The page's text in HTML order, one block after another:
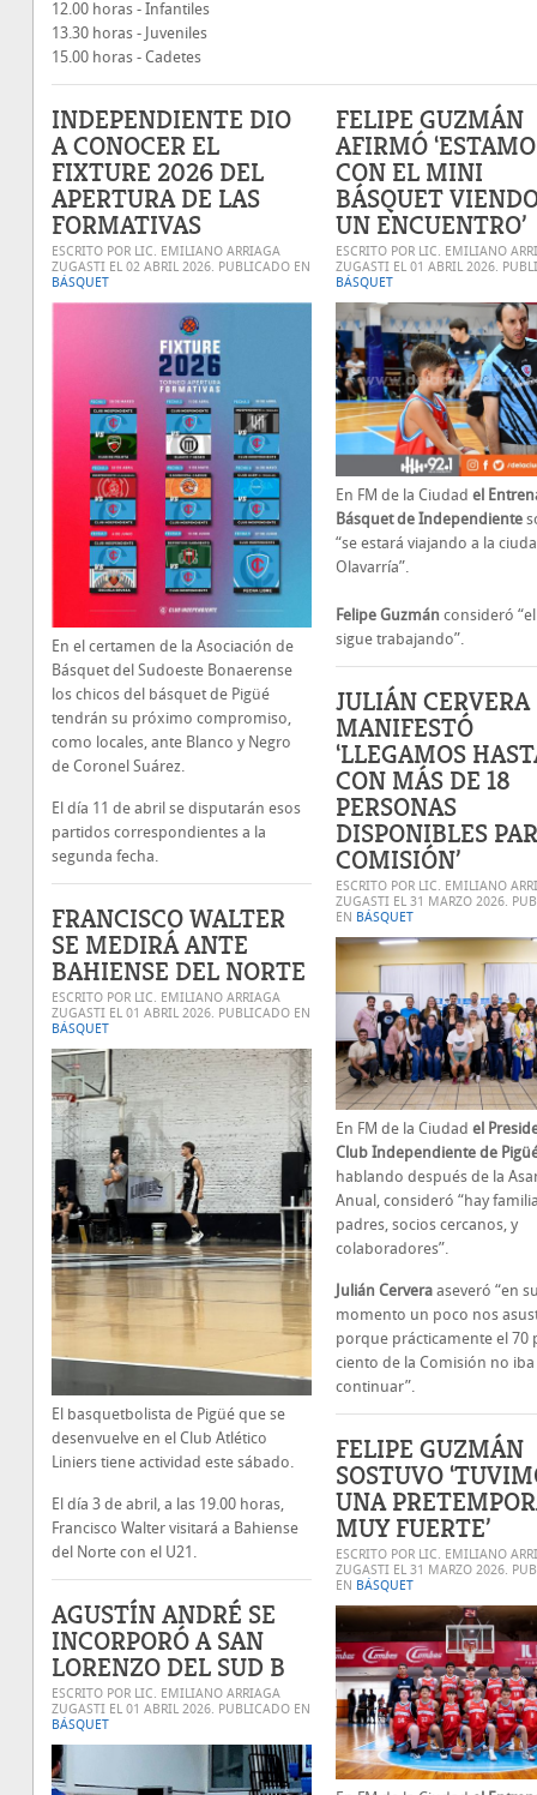
12.00 horas - Infantiles
13.30 horas - Juveniles
15.00 horas - Cadetes
INDEPENDIENTE DIO
A CONOCER EL
FIXTURE 2026 DEL
APERTURA DE LAS
FORMATIVAS
ESCRITO POR LIC. EMILIANO ARRIAGA
ZUGASTI EL 02 ABRIL 2026. PUBLICADO EN
BÁSQUET
En el certamen de la Asociación de
Básquet del Sudoeste Bonaerense
los chicos del básquet de Pigüé
tendrán su próximo compromiso,
como locales, ante Blanco y Negro
de Coronel Suárez.
El día 11 de abril se disputarán esos
partidos correspondientes a la
segunda fecha.
FRANCISCO WALTER
SE MEDIRÁ ANTE
BAHIENSE DEL NORTE
ESCRITO POR LIC. EMILIANO ARRIAGA
ZUGASTI EL 01 ABRIL 2026. PUBLICADO EN
BÁSQUET
El basquetbolista de Pigüé que se
desenvuelve en el Club Atlético
Liniers tiene actividad este sábado.
El día 3 de abril, a las 19.00 horas,
Francisco Walter visitará a Bahiense
del Norte con el U21.
AGUSTÍN ANDRÉ SE
INCORPORÓ A SAN
LORENZO DEL SUD B
ESCRITO POR LIC. EMILIANO ARRIAGA
ZUGASTI EL 01 ABRIL 2026. PUBLICADO EN
BÁSQUET
FELIPE GUZMÁN
AFIRMÓ
CON EL MINI
BÁSQUET
UN ENCUENTRO’
ESCRITO POR LIC. EMILIANO
ZUGASTI EL 01 ABRIL 2026.
BÁSQUET
En FM de la Ciudad el
Básquet de Independiente
“se estará viajando a la
Olavarría”.
Felipe Guzmán consideró
sigue trabajando”.
JULIÁN CERVERA
MANIFESTÓ
‘LLEGAMOS
CON MÁS DE 18
PERSONAS
DISPONIBLES
COMISIÓN’
ESCRITO POR LIC. EMILIANO
ZUGASTI EL 31 MARZO 2026.
EN BÁSQUET
En FM de la Ciudad el
Club Independiente de
hablando después de la
Anual, consideró “hay
padres, socios cercanos, y
colaboradores”.
Julián Cervera aseveró “en
momento un poco nos
porque prácticamente el 70
ciento de la Comisión no iba
continuar”.
FELIPE GUZMÁN
SOSTUVO
UNA
MUY FUERTE’
ESCRITO POR LIC. EMILIANO
ZUGASTI EL 31 MARZO 2026.
EN BÁSQUET